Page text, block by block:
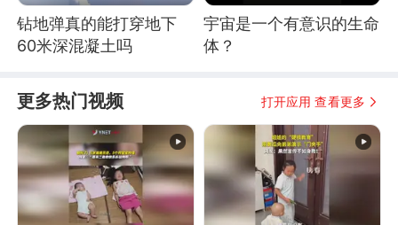
钻地弹真的能打穿地下
60米深混凝土吗
宇宙是一个有意识的生命
体？
更多热门视频 打开应用 查看更多